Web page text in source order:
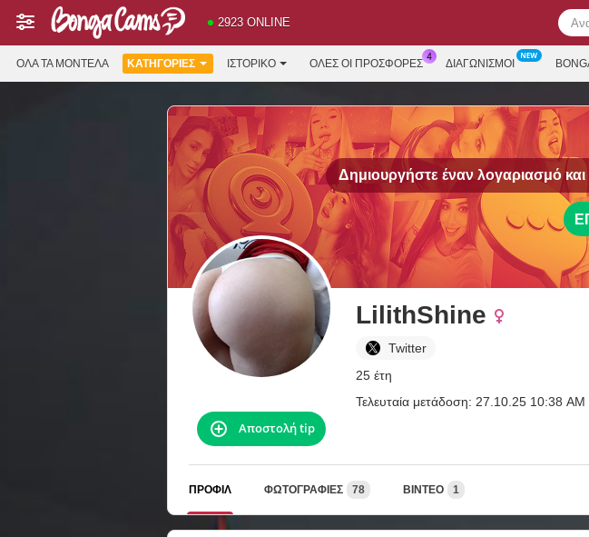
2923 ONLINE
ΌΛΑ ΤΑ ΜΟΝΤΈΛΑ ΚΑΤΗΓΟΡΊΕΣ ΙΣΤΟΡΙΚΌ ΟΛΕΣ ΟΙ ΠΡΟΣΦΟΡΕΣ ΔΙΑΓΩΝΙΣΜΟΊ
Δημιουργήστε έναν λογαριασμό και
LilithShine
Twitter
25 έτη
Τελευταία μετάδοση: 27.10.25 10:38 AM
Αποστολή tip
ΠΡΟΦΊΛ ΦΩΤΟΓΡΑΦΊΕΣ 78 ΒΊΝΤΕΟ 1